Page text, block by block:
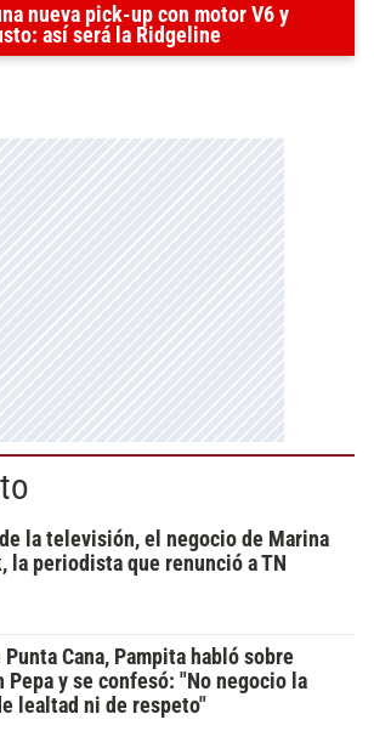
nueva pick-up con motor V6 y
así será la Ridgeline
la televisión, el negocio de Marina
la periodista que renunció a TN
Punta Cana, Pampita habló sobre
Pepa y se confesó: "No negocio la
lealtad ni de respeto"